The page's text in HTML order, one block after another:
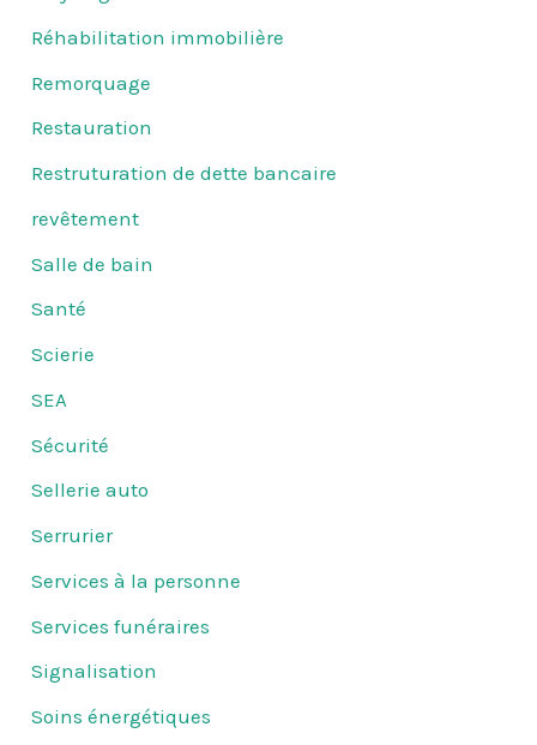
Réhabilitation immobilière
Remorquage
Restauration
Restruturation de dette bancaire
revêtement
Salle de bain
Santé
Scierie
SEA
Sécurité
Sellerie auto
Serrurier
Services à la personne
Services funéraires
Signalisation
Soins énergétiques